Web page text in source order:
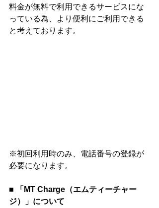
料金が無料で利用できるサービスにな
っている為、より便利にご利用できる
と考えております。
※初回利用時のみ、電話番号の登録が
必要になります。
■
「MT Charge（エムティーチャー
ジ）」について